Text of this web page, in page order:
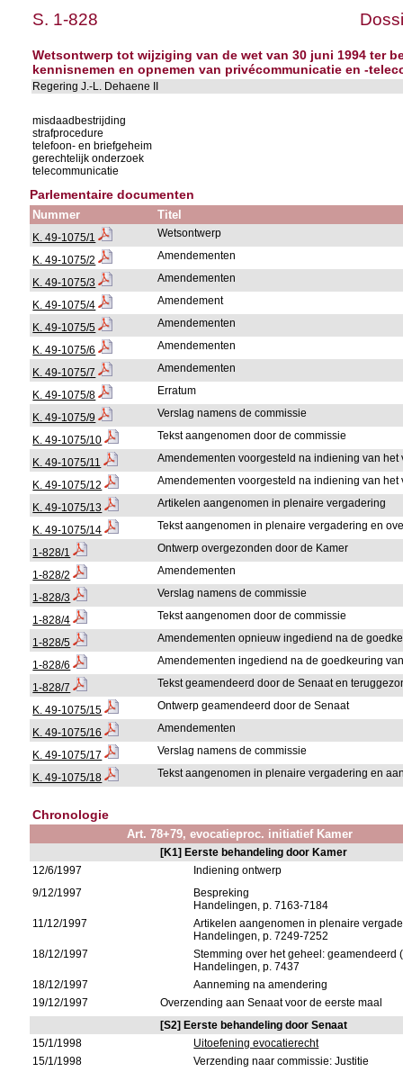
S. 1-828
Wetsontwerp tot wijziging van de wet van 30 juni 1994 ter
kennisnemen en opnemen van privécommunicatie en -
Regering J.-L. Dehaene II
misdaadbestrijding
strafprocedure
telefoon- en briefgeheim
gerechtelijk onderzoek
telecommunicatie
Parlementaire documenten
Nummer Titel
K. 49-1075/1 Wetsontwerp
K. 49-1075/2 Amendementen
K. 49-1075/3 Amendementen
K. 49-1075/4 Amendement
K. 49-1075/5 Amendementen
K. 49-1075/6 Amendementen
K. 49-1075/7 Amendementen
K. 49-1075/8 Erratum
K. 49-1075/9 Verslag namens de commissie
K. 49-1075/10 Tekst aangenomen door de commissie
K. 49-1075/11 Amendementen voorgesteld na indiening van het
K. 49-1075/12 Amendementen voorgesteld na indiening van het
K. 49-1075/13 Artikelen aangenomen in plenaire vergadering
K. 49-1075/14 Tekst aangenomen in plenaire vergadering en
1-828/1 Ontwerp overgezonden door de Kamer
1-828/2 Amendementen
1-828/3 Verslag namens de commissie
1-828/4 Tekst aangenomen door de commissie
1-828/5 Amendementen opnieuw ingediend na de
1-828/6 Amendementen ingediend na de goedkeuring
1-828/7 Tekst geamendeerd door de Senaat en
K. 49-1075/15 Ontwerp geamendeerd door de Senaat
K. 49-1075/16 Amendementen
K. 49-1075/17 Verslag namens de commissie
K. 49-1075/18 Tekst aangenomen in plenaire vergadering en
Chronologie
Art. 78+79, evocatieproc. initiatief Kamer
[K1] Eerste behandeling door Kamer
12/6/1997
Indiening ontwerp
9/12/1997
Bespreking
Handelingen, p. 7163-7184
11/12/1997
Artikelen aangenomen in plenaire
Handelingen, p. 7249-7252
18/12/1997
Stemming over het geheel: geamendeerd
Handelingen, p. 7437
18/12/1997
Aanneming na amendering
19/12/1997
Overzending aan Senaat voor de eerste maal
[S2] Eerste behandeling door Senaat
15/1/1998
Uitoefening evocatierecht
15/1/1998
Verzending naar commissie: Justitie